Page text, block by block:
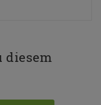
diesem